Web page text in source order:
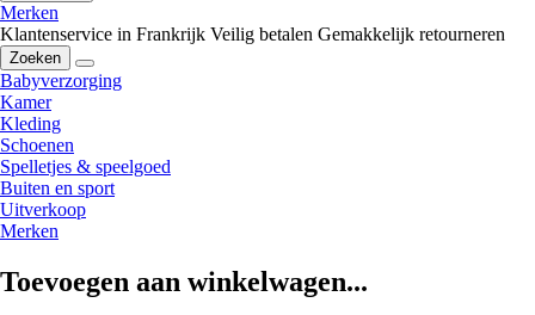
Merken
Klantenservice in Frankrijk Veilig betalen Gemakkelijk retourneren
Zoeken
Babyverzorging
Kamer
Kleding
Schoenen
Spelletjes & speelgoed
Buiten en sport
Uitverkoop
Merken
Toevoegen aan winkelwagen...